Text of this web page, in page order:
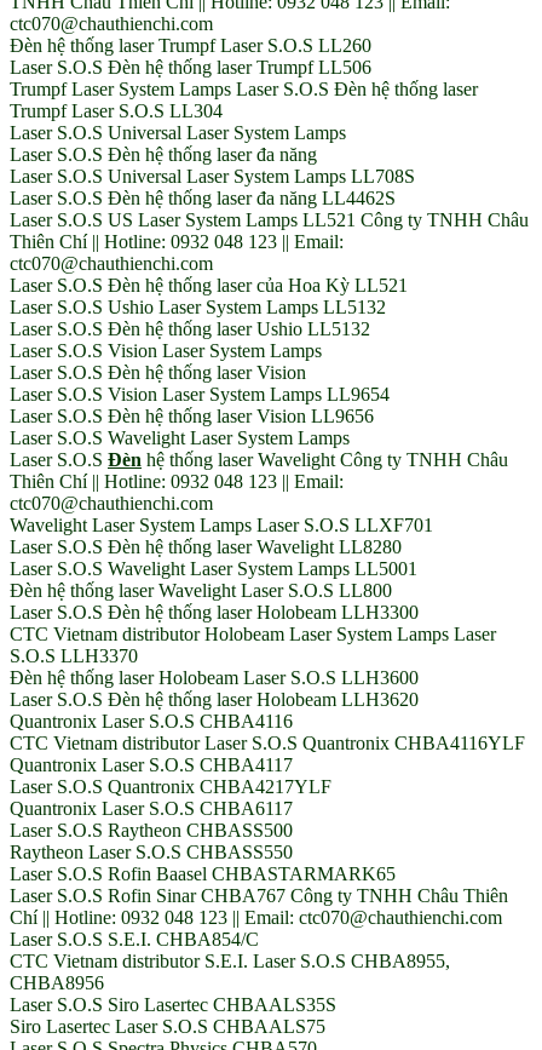
ctc070@chauthienchi.com
Đèn hệ thống laser Trumpf Laser S.O.S LL260
Laser S.O.S Đèn hệ thống laser Trumpf LL506
Trumpf Laser System Lamps Laser S.O.S Đèn hệ thống laser
Trumpf Laser S.O.S LL304
Laser S.O.S Universal Laser System Lamps
Laser S.O.S Đèn hệ thống laser đa năng
Laser S.O.S Universal Laser System Lamps LL708S
Laser S.O.S Đèn hệ thống laser đa năng LL4462S
Laser S.O.S US Laser System Lamps LL521 Công ty TNHH Châu
Thiên Chí || Hotline: 0932 048 123 || Email:
ctc070@chauthienchi.com
Laser S.O.S Đèn hệ thống laser của Hoa Kỳ LL521
Laser S.O.S Ushio Laser System Lamps LL5132
Laser S.O.S Đèn hệ thống laser Ushio LL5132
Laser S.O.S Vision Laser System Lamps
Laser S.O.S Đèn hệ thống laser Vision
Laser S.O.S Vision Laser System Lamps LL9654
Laser S.O.S Đèn hệ thống laser Vision LL9656
Laser S.O.S Wavelight Laser System Lamps
Laser S.O.S Đèn hệ thống laser Wavelight Công ty TNHH Châu
Thiên Chí || Hotline: 0932 048 123 || Email:
ctc070@chauthienchi.com
Wavelight Laser System Lamps Laser S.O.S LLXF701
Laser S.O.S Đèn hệ thống laser Wavelight LL8280
Laser S.O.S Wavelight Laser System Lamps LL5001
Đèn hệ thống laser Wavelight Laser S.O.S LL800
Laser S.O.S Đèn hệ thống laser Holobeam LLH3300
CTC Vietnam distributor Holobeam Laser System Lamps Laser
S.O.S LLH3370
Đèn hệ thống laser Holobeam Laser S.O.S LLH3600
Laser S.O.S Đèn hệ thống laser Holobeam LLH3620
Quantronix Laser S.O.S CHBA4116
CTC Vietnam distributor Laser S.O.S Quantronix CHBA4116YLF
Quantronix Laser S.O.S CHBA4117
Laser S.O.S Quantronix CHBA4217YLF
Quantronix Laser S.O.S CHBA6117
Laser S.O.S Raytheon CHBASS500
Raytheon Laser S.O.S CHBASS550
Laser S.O.S Rofin Baasel CHBASTARMARK65
Laser S.O.S Rofin Sinar CHBA767 Công ty TNHH Châu Thiên
Chí || Hotline: 0932 048 123 || Email: ctc070@chauthienchi.com
Laser S.O.S S.E.I. CHBA854/C
CTC Vietnam distributor S.E.I. Laser S.O.S CHBA8955,
CHBA8956
Laser S.O.S Siro Lasertec CHBAALS35S
Siro Lasertec Laser S.O.S CHBAALS75